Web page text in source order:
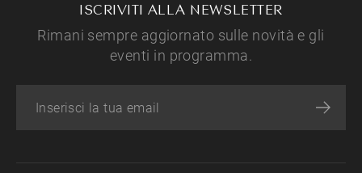
ISCRIVITI ALLA NEWSLETTER
Rimani sempre aggiornato sulle novità e gli
eventi in programma.